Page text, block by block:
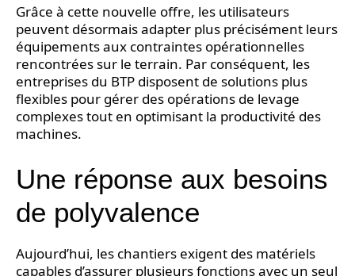
Grâce à cette nouvelle offre, les utilisateurs
peuvent désormais adapter plus précisément leurs
équipements aux contraintes opérationnelles
rencontrées sur le terrain. Par conséquent, les
entreprises du BTP disposent de solutions plus
flexibles pour gérer des opérations de levage
complexes tout en optimisant la productivité des
machines.
Une réponse aux besoins
de polyvalence
Aujourd’hui, les chantiers exigent des matériels
capables d’assurer plusieurs fonctions avec un seul